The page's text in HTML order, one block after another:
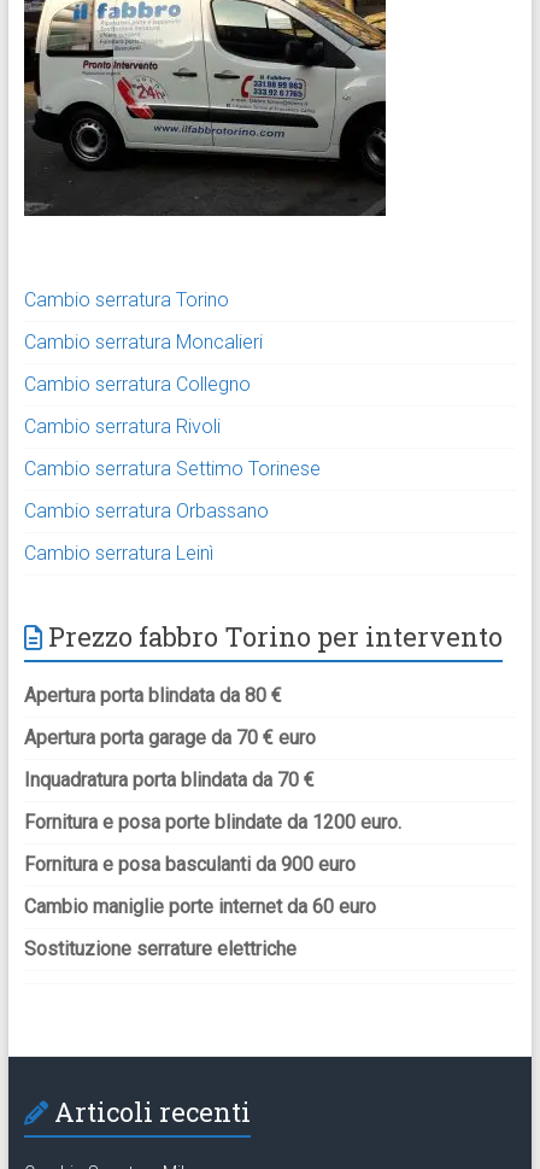
Cambio serratura Torino
Cambio serratura Moncalieri
Cambio serratura Collegno
Cambio serratura Rivoli
Cambio serratura Settimo Torinese
Cambio serratura Orbassano
Cambio serratura Leinì
Prezzo fabbro Torino per intervento
Apertura porta blindata da 80 €
Apertura porta garage da 70 € euro
Inquadratura porta blindata da 70 €
Fornitura e posa porte blindate da 1200 euro.
Fornitura e posa basculanti da 900 euro
Cambio maniglie porte internet da 60 euro
Sostituzione serrature elettriche
Articoli recenti